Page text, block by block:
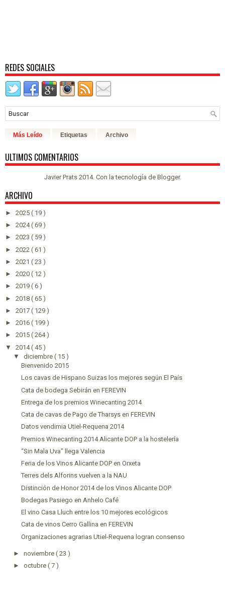
REDES SOCIALES
Más Leído Etiquetas Archivo
ULTIMOS COMENTARIOS
Javier Prats 2014. Con la tecnología de Blogger.
ARCHIVO
► 2025 ( 19 )
► 2024( 69 )
► 2023 ( 59 )
► 2022 ( 61 )
► 2021 ( 23 )
► 2020 ( 12 )
► 2019 ( 6 )
► 2018 ( 65 )
► 2017 ( 129 )
► 2016 ( 199 )
► 2015 ( 264 )
▼ 2014( 45 )
▼ diciembre ( 15 )
Bienvenido 2015
Los cavas de Hispano Suizas los mejores según El País
Cata de bodega Sebirán en FEREVIN
Entrega de los premios Winecanting 2014
Cata de cavas de Pago de Tharsys en FEREVIN
Datos vendimia Utiel-Requena 2014
Premios Winecanting 2014 Alicante DOP a la hostelería
“Sin Mala Uva” llega Valencia
Feria de los Vinos Alicante DOP en Orxeta
Terres dels Alforins vuelven a la NAU
Distinción de Honor 2014 de los Vinos Alicante DOP
Bodegas Pasiego en Anhelo Café
El vino Casa Lluch entre los 10 mejores ecológicos
Cata de vinos Cerro Gallina en FEREVIN
Organizaciones agrarias Utiel-Requena logran consenso
► noviembre ( 23 )
► octubre ( 7 )